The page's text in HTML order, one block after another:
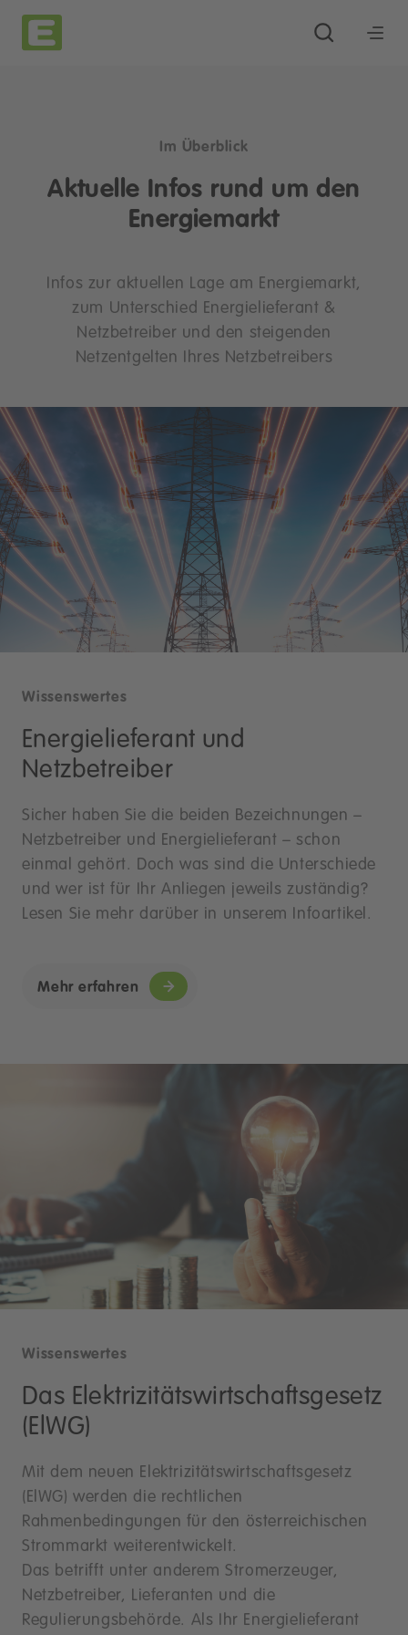
Im Überblick
Aktuelle Infos rund um den
Energiemarkt
Infos zur aktuellen Lage am Energiemarkt,
zum Unterschied Energielieferant &
Netzbetreiber und den steigenden
Netzentgelten Ihres Netzbetreibers
Wissenswertes
Energielieferant und
Netzbetreiber
Sicher haben Sie die beiden Bezeichnungen –
Netzbetreiber und Energielieferant – schon
einmal gehört. Doch was sind die Unterschiede
und wer ist für Ihr Anliegen jeweils zuständig?
Lesen Sie mehr darüber in unserem Infoartikel.
Mehr erfahren
Wissenswertes
Das Elektrizitätswirtschaftsgesetz
(ElWG)
Mit dem neuen Elektrizitätswirtschaftsgesetz
(ElWG) werden die rechtlichen
Rahmenbedingungen für den österreichischen
Strommarkt weiterentwickelt.
Das betrifft unter anderem Stromerzeuger,
Netzbetreiber, Lieferanten und die
Regulierungsbehörde. Als Ihr Energielieferant